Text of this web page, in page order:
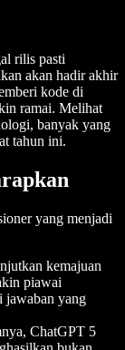
rilis pasti
akan hadir akhir
kode di
ramai. Melihat
banyak yang
tahun ini.
yang menjadi
kemajuan
piawai
jawaban yang
ChatGPT 5